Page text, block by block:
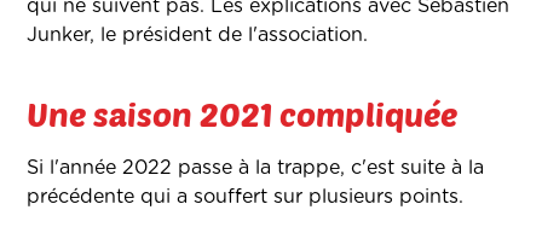
qui ne suivent pas. Les explications avec Sébastien
Junker, le président de l'association.
Une saison 2021 compliquée
Si l'année 2022 passe à la trappe, c'est suite à la
précédente qui a souffert sur plusieurs points.